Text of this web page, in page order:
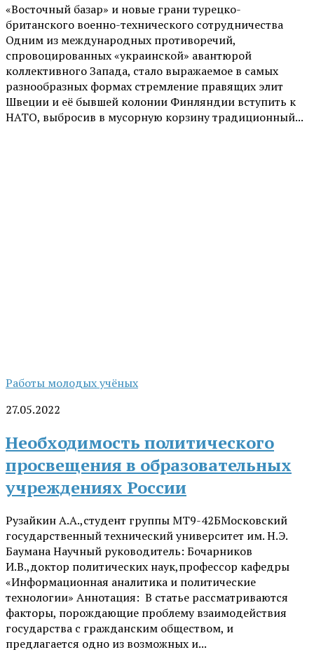
«Восточный базар» и новые грани турецко-
британского военно-технического сотрудничества
Одним из международных противоречий,
спровоцированных «украинской» авантюрой
коллективного Запада, стало выражаемое в самых
разнообразных формах стремление правящих элит
Швеции и её бывшей колонии Финляндии вступить к
НАТО, выбросив в мусорную корзину традиционный...
Работы молодых учёных
27.05.2022
Необходимость политического
просвещения в образовательных
учреждениях России
Рузайкин А.А.,студент группы МТ9-42БМосковский
государственный технический университет им. Н.Э.
Баумана Научный руководитель: Бочарников
И.В.,доктор политических наук,профессор кафедры
«Информационная аналитика и политические
технологии» Аннотация: В статье рассматриваются
факторы, порождающие проблему взаимодействия
государства с гражданским обществом, и
предлагается одно из возможных и...